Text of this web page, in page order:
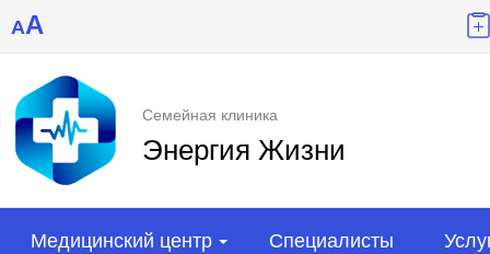
AA
Семейная клиника
Энергия Жизни
Медицинский центр Специалисты